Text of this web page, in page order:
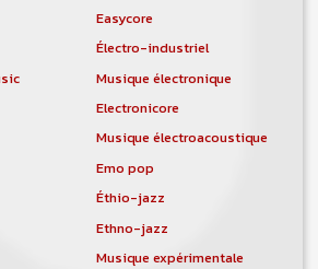
Easycore
Électro-industriel
Musique électronique
Electronicore
Musique électroacoustique
Emo pop
Éthio-jazz
Ethno-jazz
Musique expérimentale